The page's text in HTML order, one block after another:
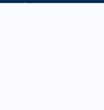
ползване